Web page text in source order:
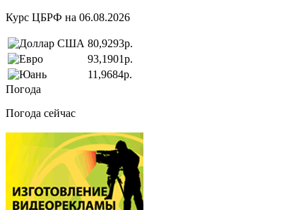
Курс ЦБРФ на 06.08.2026
80,9293р.
93,1901р.
11,9684р.
Погода
Погода сейчас